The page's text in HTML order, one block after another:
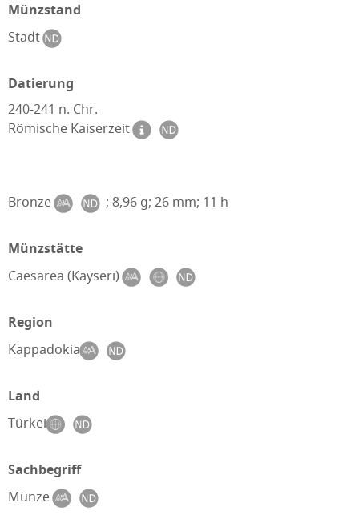
Münzstand
Stadt
Datierung
240-241 n. Chr.
Römische Kaiserzeit
Bronze ; 8,96 g; 26 mm; 11 h
Münzstätte
Caesarea (Kayseri)
Region
Kappadokia
Land
Türkei
Sachbegriff
Münze